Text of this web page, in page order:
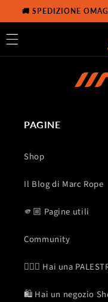
direttamente
ai contenuti
🚚 SPEDIZIONE
PAGINE
Shop
Il Blog di Marc Rope
🫵🏼 Pagine utili
Community
🏋🏽‍♂️ Hai una
🛍️ Hai un negozio